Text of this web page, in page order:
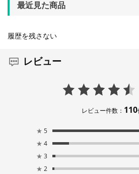
最近見た商品
履歴を残さない
レビュー
レビュー件数： 110
★ 5
★ 4
★ 3
★ 2